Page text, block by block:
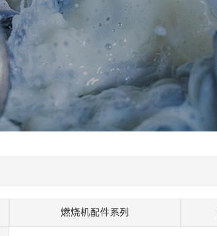
燃烧机配件系列